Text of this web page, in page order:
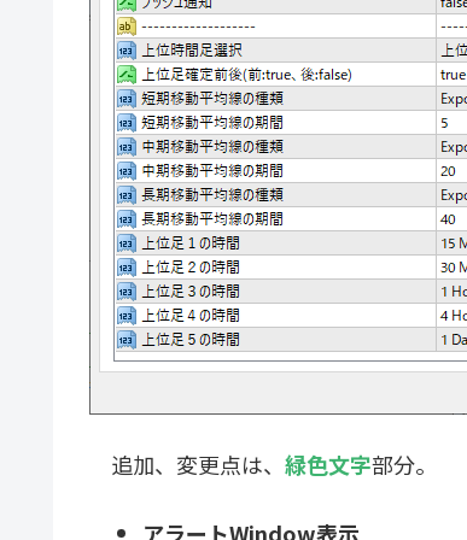
追加、変更点は、 緑色文字部分。
アラートWindow表示